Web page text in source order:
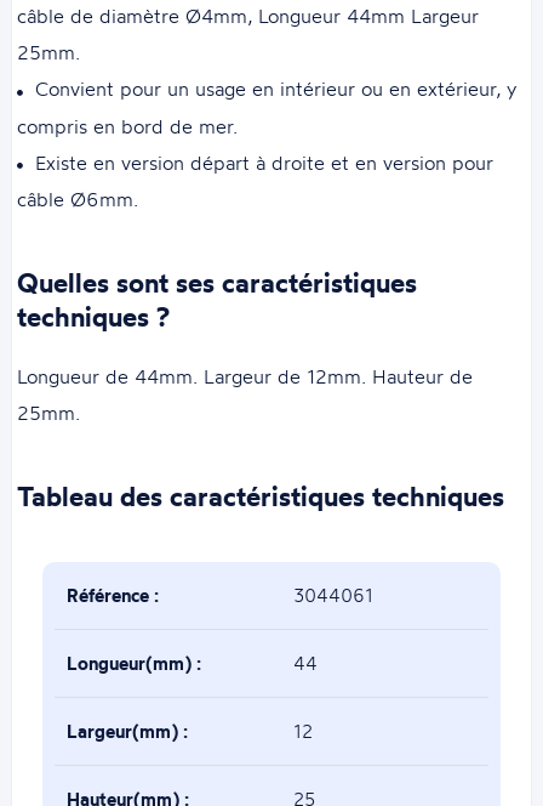
câble de diamètre Ø4mm, Longueur 44mm Largeur
25mm.
Convient pour un usage en intérieur ou en extérieur, y
compris en bord de mer.
Existe en version départ à droite et en version pour
câble Ø6mm.
Quelles sont ses caractéristiques
techniques ?
Longueur de 44mm. Largeur de 12mm. Hauteur de
25mm.
Tableau des caractéristiques techniques
Référence : 3044061
Longueur(mm) : 44
Largeur(mm) : 12
Hauteur(mm) : 25